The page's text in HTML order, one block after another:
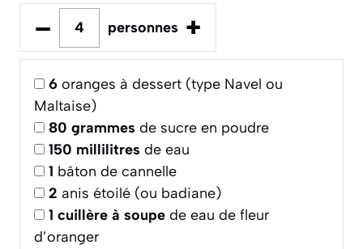
– personnes +
6 oranges à dessert (type Navel ou
Maltaise)
80 grammes de sucre en poudre
150 millilitres de eau
1 bâton de cannelle
2 anis étoilé (ou badiane)
1 cuillère à soupe de eau de fleur
d’oranger